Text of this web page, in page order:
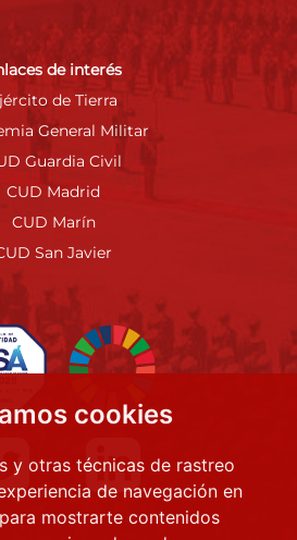
cookies
y otras técnicas de rastreo
de navegación en
mostrarte contenidos
de interés
de Tierra
General Militar
Guardia Civil
CUD Madrid
CUD Marín
San Javier